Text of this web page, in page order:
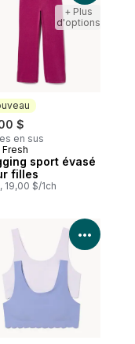
$
en sus
sport évasé
filles
19,00 $/1ch
+ Plus
d'options
du produit Voir